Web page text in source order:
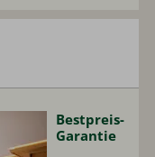
Bestpreis-
Garantie